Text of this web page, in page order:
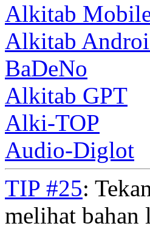
Alkitab
Alkitab
BaDeNo
Alkitab GPT
Alki-TOP
Audio-Diglot
TIP #25:
melihat bahan